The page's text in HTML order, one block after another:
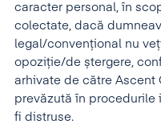
caracter personal, în
colectate, dacă
legal/convențional nu
opoziţie/de ștergere,
arhivate de către Ascent
prevăzută în procedurile
fi distruse.